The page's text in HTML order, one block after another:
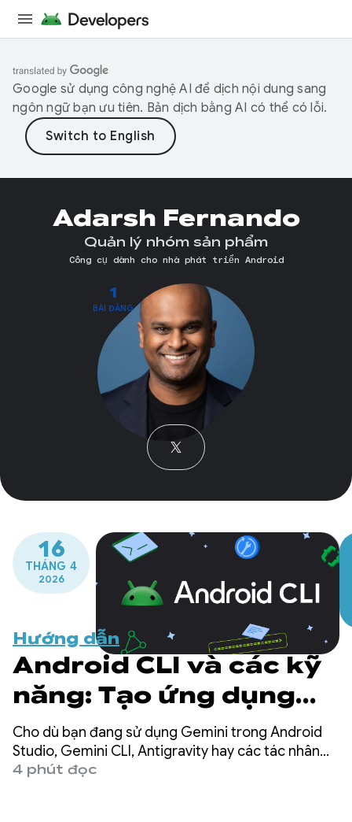
Google sử dụng công nghệ AI để dịch nội dung sang
ngôn ngữ bạn ưu tiên. Bản dịch bằng AI có thể có lỗi.
1
BÀI ĐĂNG
Adarsh Fernando
Quản lý nhóm sản phẩm
Công cụ dành cho nhà phát triển Android
16
THÁNG 4
2026
Hướng dẫn
Android CLI và các kỹ
năng: Tạo ứng dụng
Android nhanh gấp 3
lần bằng cách sử dụng
bất kỳ tác nhân nào
Cho dù bạn đang sử dụng Gemini trong Android
Studio, Gemini CLI, Antigravity hay các tác nhân
của bên thứ ba như Claude Code hoặc Codex, thì
4 phút đọc